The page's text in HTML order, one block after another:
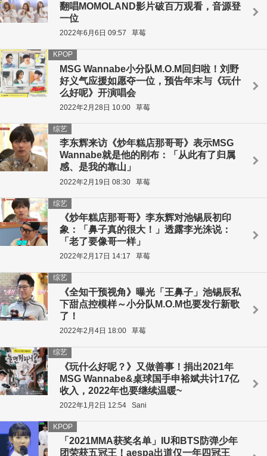
翻唱MOMOLAND影片破百万观看，音源登
一位
2022年6月6日 09:57 草莓
MSG Wannabe小分队M.O.M回归啦！刘野
好义气应援如愿夺一位，预告年末与《玩什
么好呢》开演唱会
KPOP
2022年2月28日 10:00 草莓
李东辉来访《炒年糕店那哥哥》表示MSG
Wannabe就是他的刚布：「从此有了归属
感、是我的靠山」
综艺
2022年2月19日 08:30 草莓
《炒年糕店那哥哥》李东辉对池锡辰初印
象：「鼻子真的很大！」透露李光洙说：
「老了要像哥一样」
综艺
2022年2月17日 14:17 草莓
《全知干预视角》曝光「王鼻子」池锡辰私
下甜点控模样～小分队M.O.M也要发行新歌
了！
综艺
2022年2月4日 18:00 草莓
《玩什么好呢？》又做善事！捐出2021年
MSG Wannabe&桌球国手申裕斌共计17亿
收入，2022年也要继续温暖~
综艺
2022年1月2日 12:54 Sani
「2021MMA获奖名单」IU和BTS防弹少年
团荣获五冠王！aespa出道仅一年四冠王
KPOP